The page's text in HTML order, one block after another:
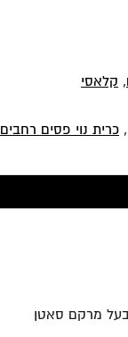
, קלאסי
, כרית נוי פסים רחבים
בעל מרקם סאטן